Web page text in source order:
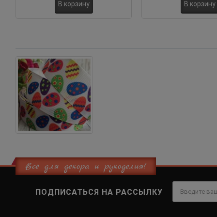
В корзину В корзину
Всё для декора и рукоделия!
ПОДПИСАТЬСЯ НА РАССЫЛКУ